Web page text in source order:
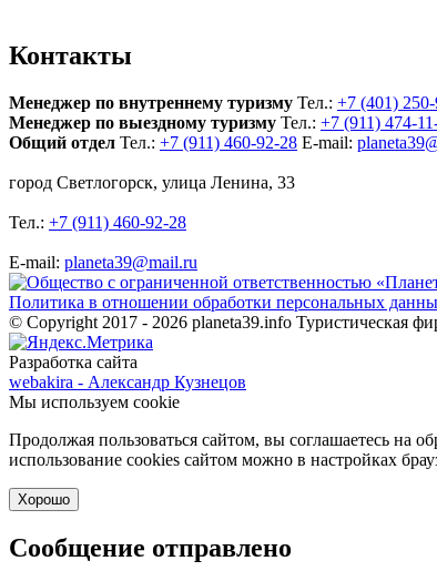
Контакты
Менеджер по внутреннему туризму Тел.: +7 (401)
Менеджер по выездному туризму Тел.: +7 (911) 474-
Общий отдел Тел.: +7 (911) 460-92-28 E-mail:
город Светлогорск, улица Ленина, 33
Тел.: +7 (911) 460-92-28
E-mail: planeta39@mail.ru
Политика в отношении обработки персональных
© Copyright 2017 - 2026 planeta39.info Туристическая
Разработка сайта
webakira - Александр Кузнецов
Мы используем cookie
Продолжая пользоваться сайтом, вы соглашаетесь на
использование cookies сайтом можно в настройках
Хорошо
Сообщение отправлено